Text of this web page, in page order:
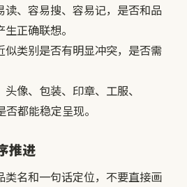
读、容易搜、容易记，是否和品
正确联想。
似类别是否有明显冲突，是否需
像、包装、印章、工服、
都能稳定呈现。
推进
类名和一句话定位，不要直接画